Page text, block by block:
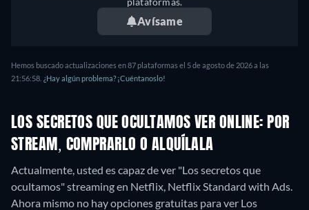
Avísame
Hemos buscado actualizaciones en87plataformas el 5 de agosto de 2026 a las
21:56:58 ¿Hay algún problema? ¡Cuéntanoslo!
LOS SECRETOS QUE OCULTAMOS VER ONLINE: POR
STREAM, COMPRARLO O ALQUÍLALA
Actualmente, usted es capaz de ver "Los secretos que
ocultamos" streaming en Netflix, Netflix Standard with Ads.
Ahora mismo no hay opciones gratuitas para ver Los